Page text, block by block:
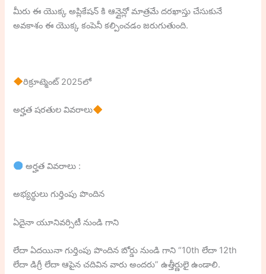
మీరు ఈ యొక్క అప్లికేషన్ కి ఆన్లైన్లో మాత్రమే దరఖాస్తు చేసుకునే
అవకాశం ఈ యొక్క కంపెనీ కల్పించడం జరుగుతుంది.
రిక్రూట్మెంట్ 2025లో
అర్హత షరతుల వివరాలు
అర్హత వివరాలు :
అభ్యర్థులు గుర్తింపు పొందిన
ఏదైనా యూనివర్సిటీ నుండి గాని
లేదా ఏదయినా గుర్తింపు పొందిన బోర్డు నుండి గాని “10th లేదా 12th
లేదా డిగ్రీ లేదా ఆపైన చదివిన వారు అందరు” ఉత్తీర్ణులై ఉండాలి.